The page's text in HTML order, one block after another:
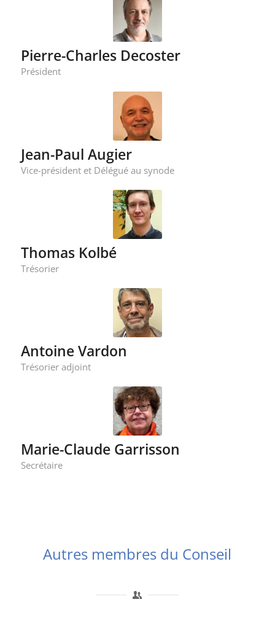
Pierre-Charles Decoster
Président
Jean-Paul Augier
Vice-président et Délégué au synode
Thomas Kolbé
Trésorier
Antoine Vardon
Trésorier adjoint
Marie-Claude Garrisson
Secrétaire
Autres membres du Conseil